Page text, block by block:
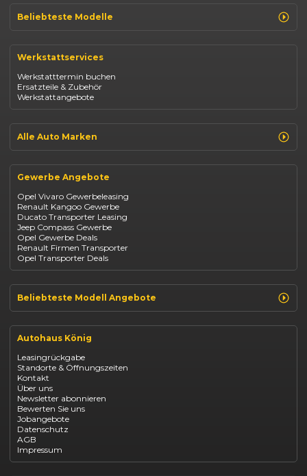
Beliebteste Modelle
Opel Corsa
Fiat 500
Dacia Duster
Dacia Sandero
Jeep Compass
Suzuki Vitara
Suzuki Swift
Mazda CX-30
Werkstattservices
Werkstatttermin buchen
Ersatzteile & Zubehör
Werkstattangebote
Alle Auto Marken
Opel
Fiat
Jeep
Suzuki
BYD
Kia
Mazda
Citroën
Abarth
Fiat Professional
Gewerbe Angebote
Opel Vivaro Gewerbeleasing
Renault Kangoo Gewerbe
Ducato Transporter Leasing
Jeep Compass Gewerbe
Opel Gewerbe Deals
Renault Firmen Transporter
Opel Transporter Deals
Beliebteste Modell Angebote
Renault Arkana Leasing
Renault Captur Leasing
Opel Astra leasen
Opel Mokka kaufen
Opel Grandland finanzieren
Opel Vivaro Gewerbeleasing
Fiat 500 finanzieren
Fiat Panda leasen
Dacia Duster finanzieren
Dacia Sandero kaufen
Dacia Jogger leasen
Jeep Compass leasen
Jeep Renegade finanzieren
Autohaus König
Leasingrückgabe
Standorte & Öffnungszeiten
Kontakt
Über uns
Newsletter abonnieren
Bewerten Sie uns
Jobangebote
Datenschutz
AGB
Impressum